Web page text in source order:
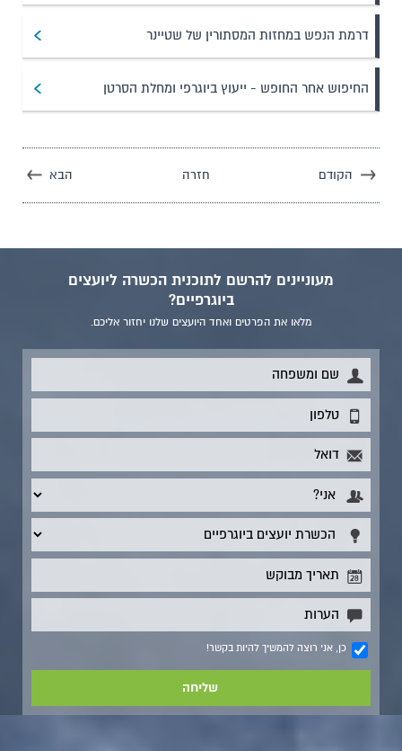
דרמת הנפש במחזות המסתורין של שטיינר
החיפוש אחר החופש - ייעוץ ביוגרפי ומחלת הסרטן
הקודם חזרה הבא
מעוניינים להרשם לתוכנית הכשרה ליועצים
ביוגרפיים?
מלאו את הפרטים ואחד היועצים שלנו יחזור אליכם.
כן, אני רוצה להמשיך להיות בקשר!